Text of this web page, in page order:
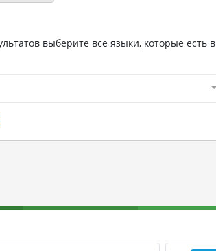
выберите все языки, которые есть в